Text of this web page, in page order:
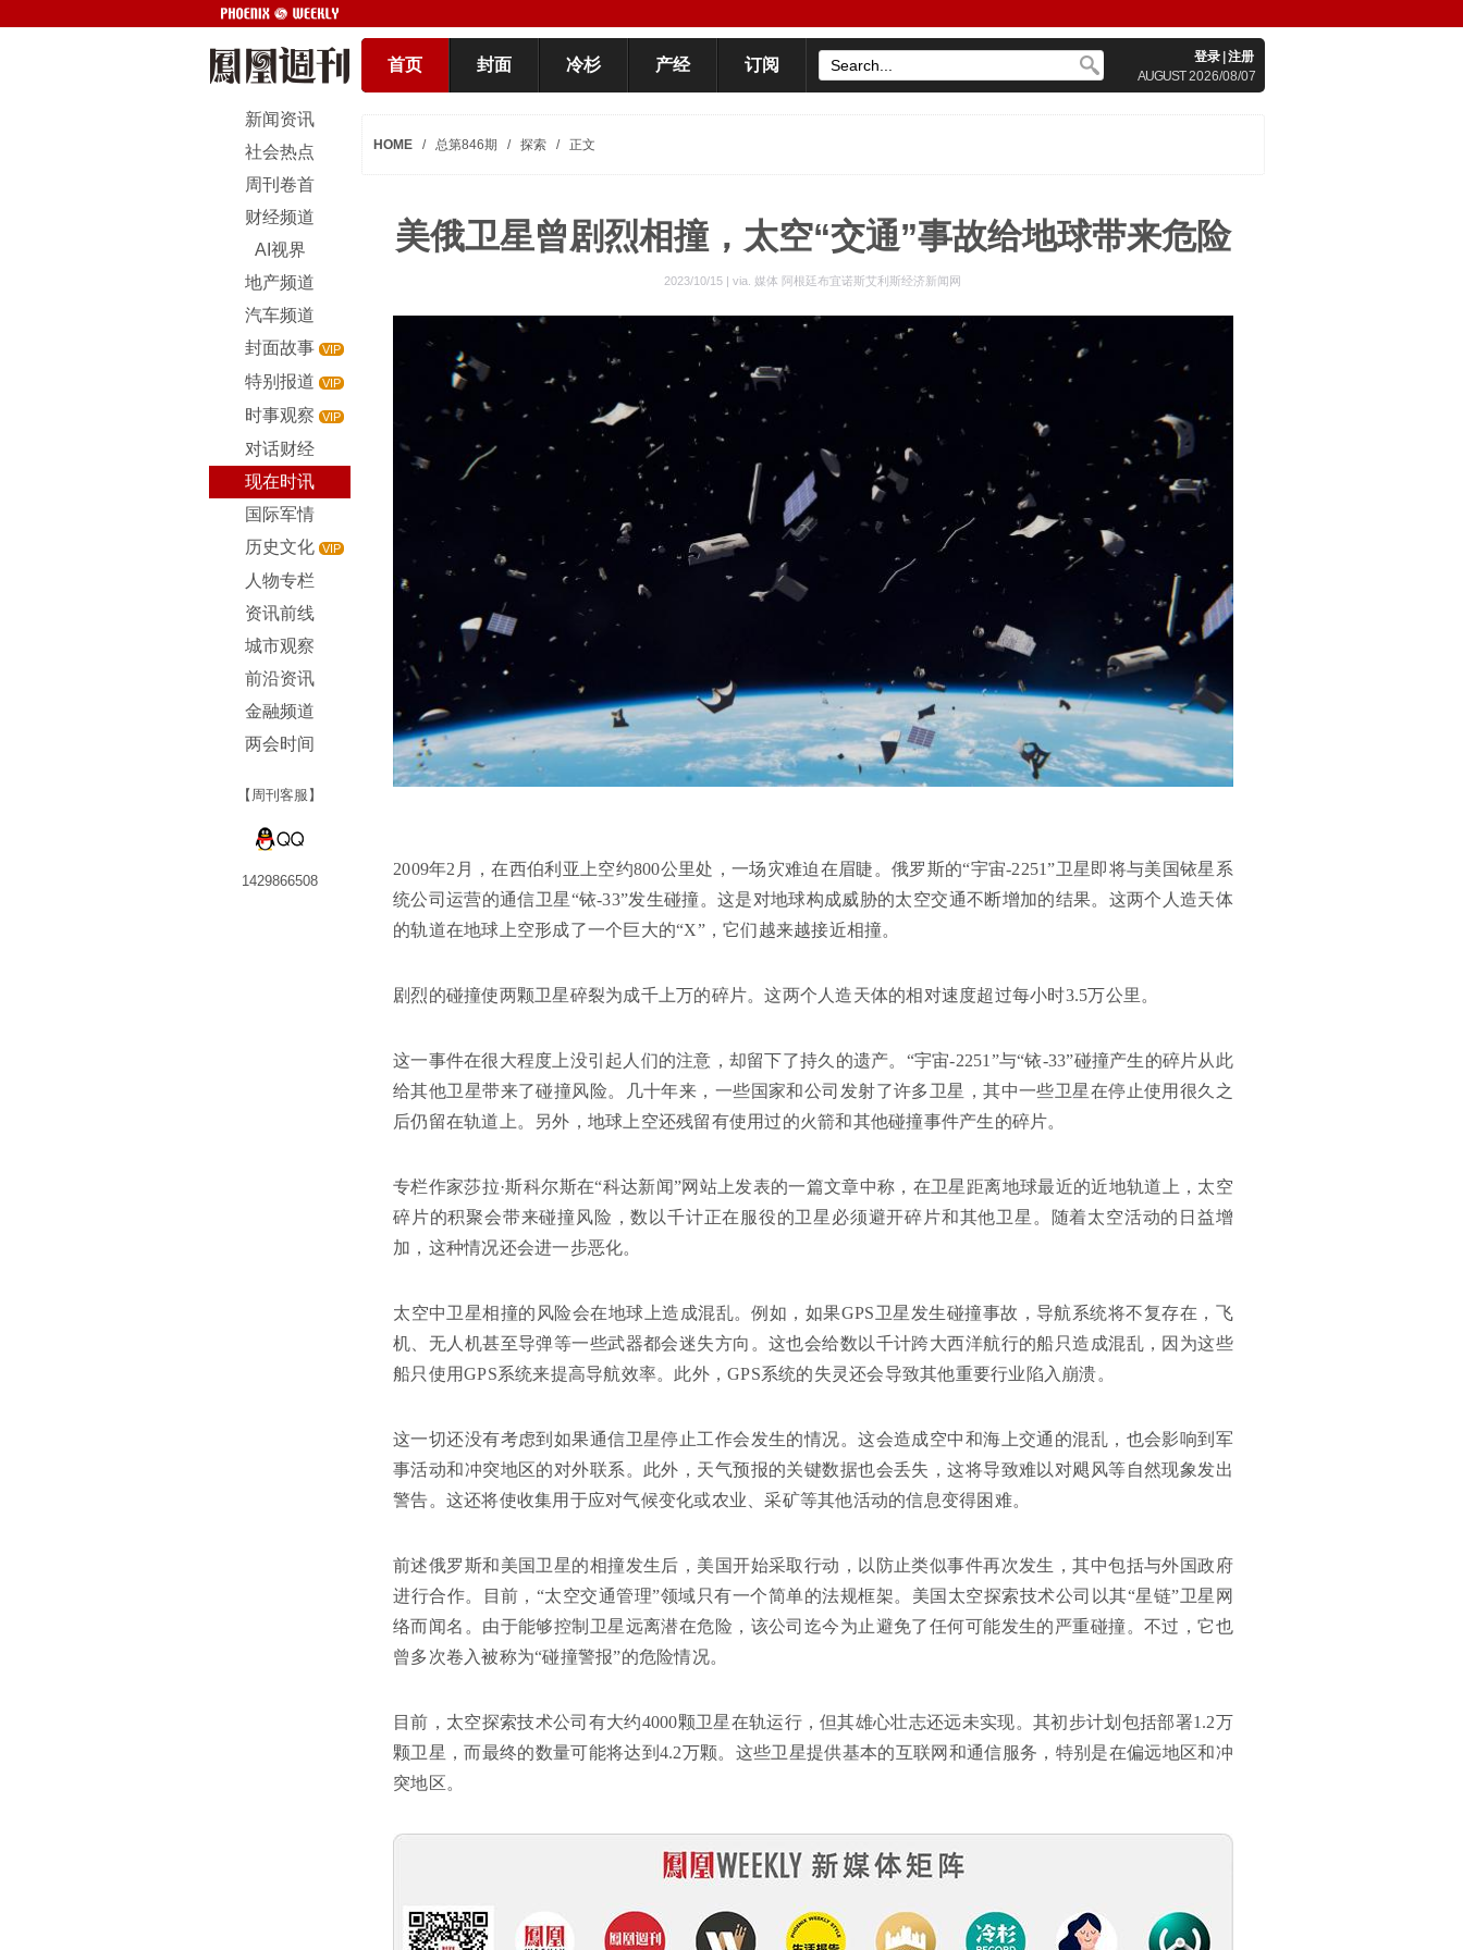
首页 封面 冷杉 产经 订阅 登录 注册
AUGUST2026/08/07
新闻资讯
社会热点
周刊卷首
财经频道
AI视界
地产频道
汽车频道
封面故事 VIP
特别报道 VIP
时事观察 VIP
对话财经
现在时讯
国际军情
历史文化 VIP
人物专栏
资讯前线
城市观察
前沿资讯
金融频道
两会时间
【周刊客服】
1429866508
HOME / 总第846期 / 探索 / 正文
美俄卫星曾剧烈相撞，太空“交通”事故给地球带来危险
2023/10/15 | via. 媒体 阿根廷布宜诺斯艾利斯经济新闻网
2009年2月，在西伯利亚上空约800公里处，一场灾难迫在眉睫。俄罗斯的“宇宙-2251”卫星即将与美国铱星系
统公司运营的通信卫星“铱-33”发生碰撞。这是对地球构成威胁的太空交通不断增加的结果。这两个人造天体
的轨道在地球上空形成了一个巨大的“X”，它们越来越接近相撞。
剧烈的碰撞使两颗卫星碎裂为成千上万的碎片。这两个人造天体的相对速度超过每小时3.5万公里。
这一事件在很大程度上没引起人们的注意，却留下了持久的遗产。“宇宙-2251”与“铱-33”碰撞产生的碎片从此
给其他卫星带来了碰撞风险。几十年来，一些国家和公司发射了许多卫星，其中一些卫星在停止使用很久之
后仍留在轨道上。另外，地球上空还残留有使用过的火箭和其他碰撞事件产生的碎片。
专栏作家莎拉·斯科尔斯在“科达新闻”网站上发表的一篇文章中称，在卫星距离地球最近的近地轨道上，太空
碎片的积聚会带来碰撞风险，数以千计正在服役的卫星必须避开碎片和其他卫星。随着太空活动的日益增
加，这种情况还会进一步恶化。
太空中卫星相撞的风险会在地球上造成混乱。例如，如果GPS卫星发生碰撞事故，导航系统将不复存在，飞
机、无人机甚至导弹等一些武器都会迷失方向。这也会给数以千计跨大西洋航行的船只造成混乱，因为这些
船只使用GPS系统来提高导航效率。此外，GPS系统的失灵还会导致其他重要行业陷入崩溃。
这一切还没有考虑到如果通信卫星停止工作会发生的情况。这会造成空中和海上交通的混乱，也会影响到军
事活动和冲突地区的对外联系。此外，天气预报的关键数据也会丢失，这将导致难以对飓风等自然现象发出
警告。这还将使收集用于应对气候变化或农业、采矿等其他活动的信息变得困难。
前述俄罗斯和美国卫星的相撞发生后，美国开始采取行动，以防止类似事件再次发生，其中包括与外国政府
进行合作。目前，“太空交通管理”领域只有一个简单的法规框架。美国太空探索技术公司以其“星链”卫星网
络而闻名。由于能够控制卫星远离潜在危险，该公司迄今为止避免了任何可能发生的严重碰撞。不过，它也
曾多次卷入被称为“碰撞警报”的危险情况。
目前，太空探索技术公司有大约4000颗卫星在轨运行，但其雄心壮志还远未实现。其初步计划包括部署1.2万
颗卫星，而最终的数量可能将达到4.2万颗。这些卫星提供基本的互联网和通信服务，特别是在偏远地区和冲
突地区。